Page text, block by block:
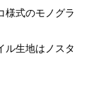
様式のモノグラ
ル生地はノスタ